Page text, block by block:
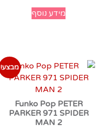
מידע נוסף
מבצע!
Funko Pop PETER
PARKER 971 SPIDER
MAN 2